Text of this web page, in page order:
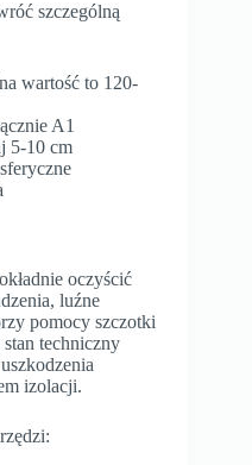
szczególną
wartość to 120-
A1
5-10 cm
oczyścić
luźne
pomocy szczotki
techniczny
izolacji.